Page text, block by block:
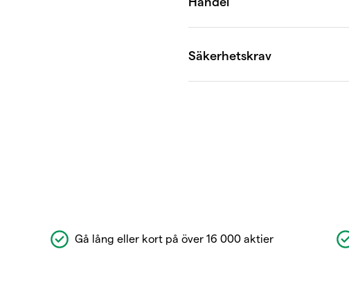
Gå lång eller kort på över 16 000 aktier